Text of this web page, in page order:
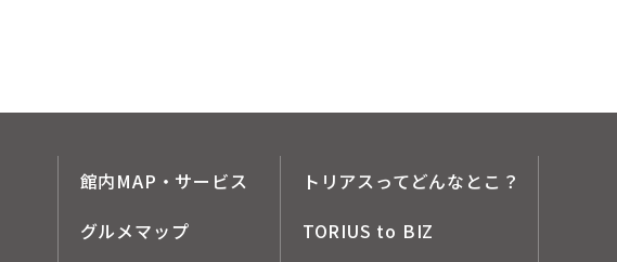
館内MAP・サービス
トリアスってどんなとこ？
グルメマップ TORIUS to BIZ